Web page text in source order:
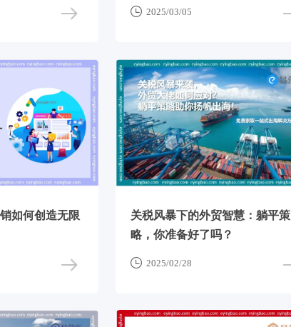
 2025/03/05
如何创造无限
关税风暴下的外贸智慧：躺平策
略，你准备好了吗？
 2025/02/28